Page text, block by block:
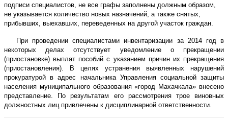
подписи специалистов, не все графы заполнены должным образом,
не указывается количество новых назначений, а также снятых,
прибывших, выехавших, переведенных на другой участок граждан.
При проведении специалистами инвентаризации за 2014 год в
некоторых делах отсутствует уведомление о прекращении
(приостановке) выплат пособий с указанием причин их прекращения
(приостановления). В целях устранения выявленных нарушений
прокуратурой в адрес начальника Управления социальной защиты
населения муниципального образования «город Махачкала» внесено
представление. По результатам его рассмотрения трое виновных
должностных лиц привлечены к дисциплинарной ответственности.